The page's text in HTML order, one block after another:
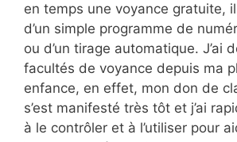
en temps une voyance gratuite, il
d’un simple programme de
ou d’un tirage automatique. J’ai
facultés de voyance depuis ma
enfance, en effet, mon don de
s’est manifesté très tôt et j’ai
à le contrôler et à l’utiliser pour